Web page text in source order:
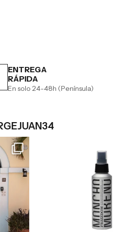
ENTREGA
RÁPIDA
En solo 24-48h (Península)